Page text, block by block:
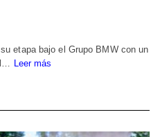
etapa bajo el Grupo BMW con un
Leer más